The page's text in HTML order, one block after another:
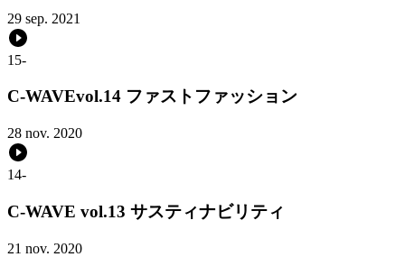
29 sep. 2021
15-
C-WAVEvol.14 ファストファッション
28 nov. 2020
14-
C-WAVE vol.13 サスティナビリティ
21 nov. 2020